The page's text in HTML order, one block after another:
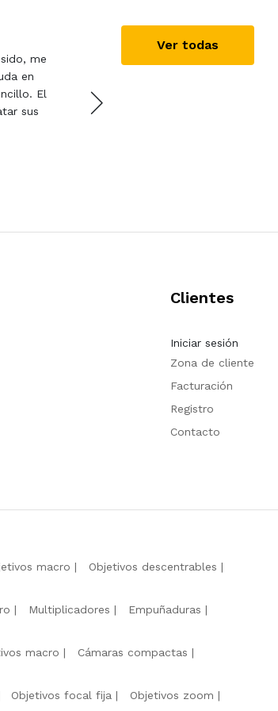
me
en
El
sus
Ver todas
Clientes
Iniciar sesión
Zona de cliente
Facturación
Registro
Contacto
macro
Objetivos descentrables
Multiplicadores
Empuñaduras
macro
Cámaras compactas
Objetivos focal fija
Objetivos zoom